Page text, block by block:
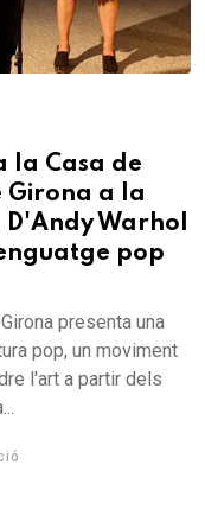
la Casa de
Girona a la
Warhol
pop
presenta una
pop, un moviment
l'art a partir dels